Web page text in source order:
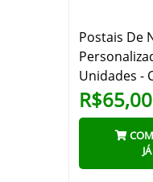
Postais De
Unidades -
R$65,00
JÁ